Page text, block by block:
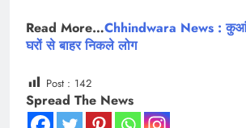
Read More…Chhindwara News :
घरों से बाहर निकले लोग
Post : 142
Spread The News